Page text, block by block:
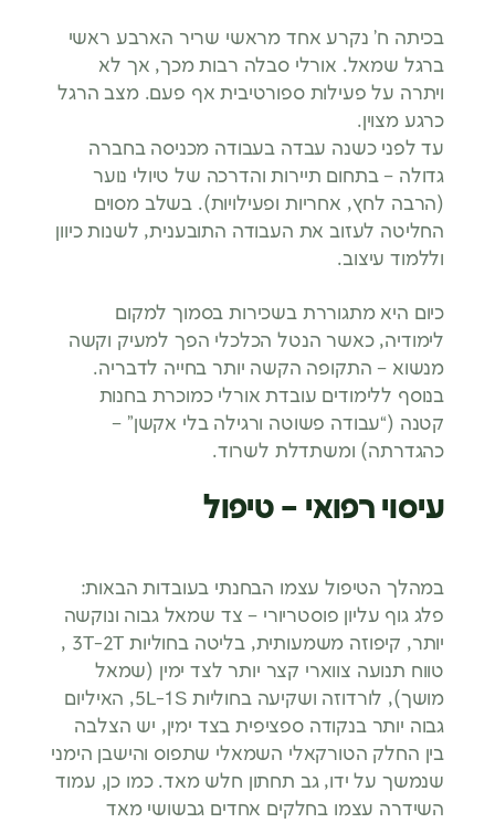
בכיתה ח’ נקרע אחד מראשי שריר הארבע ראשי
ברגל שמאל. אורלי סבלה רבות מכך, אך לא
ויתרה על פעילות ספורטיבית אף פעם. מצב הרגל
כרגע מצוין.
עד לפני כשנה עבדה בעבודה מכניסה בחברה
גדולה – בתחום תיירות והדרכה של טיולי נוער
(הרבה לחץ, אחריות ופעילויות). בשלב מסוים
החליטה לעזוב את העבודה התובענית, לשנות כיוון
וללמוד עיצוב.
כיום היא מתגוררת בשכירות בסמוך למקום
לימודיה, כאשר הנטל הכלכלי הפך למעיק וקשה
מנשוא – התקופה הקשה יותר בחייה לדבריה.
בנוסף ללימודים עובדת אורלי כמוכרת בחנות
קטנה (“עבודה פשוטה ורגילה בלי אקשן” –
כהגדרתה) ומשתדלת לשרוד.
עיסוי רפואי – טיפול
במהלך הטיפול עצמו הבחנתי בעובדות הבאות:
פלג גוף עליון פוסטריורי – צד שמאל גבוה ונוקשה
יותר, קיפוזה משמעותית, בליטה בחוליות 3T-2T ,
טווח תנועה צווארי קצר יותר לצד ימין (שמאל
מושך), לורדוזה ושקיעה בחוליות 5L-1S, האיליום
גבוה יותר בנקודה ספציפית בצד ימין, יש הצלבה
בין החלק הטורקאלי השמאלי שתפוס והישבן הימני
שנמשך על ידו, גב תחתון חלש מאד. כמו כן, עמוד
השידרה עצמו בחלקים אחדים גבשושי מאד